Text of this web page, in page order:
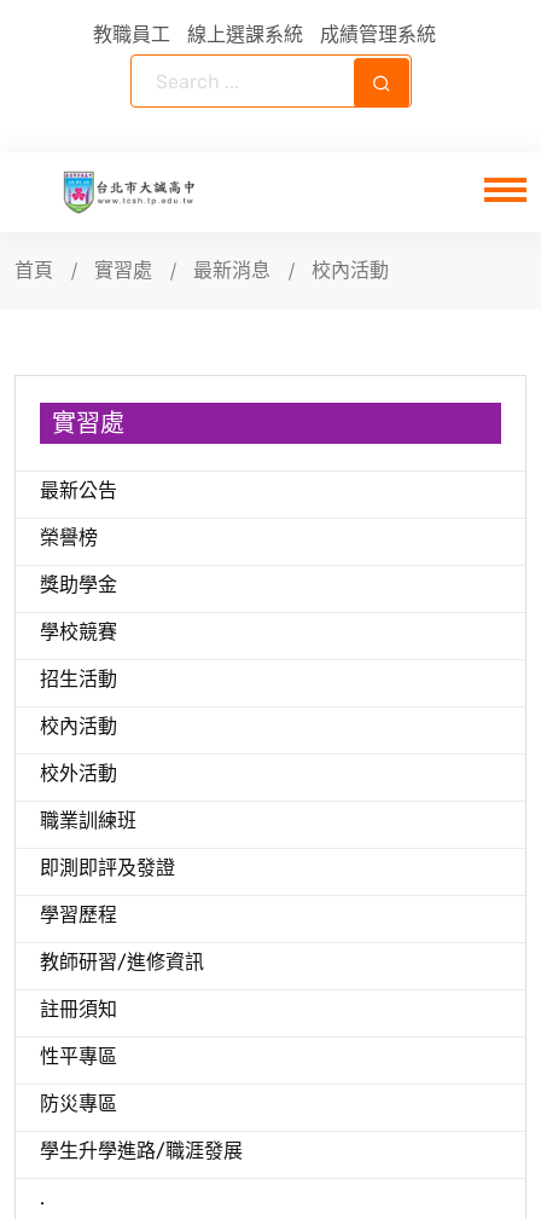
教職員工 線上選課系統 成績管理系統
首頁 實習處 最新消息 校內活動
實習處
最新公告
榮譽榜
獎助學金
學校競賽
招生活動
校內活動
校外活動
職業訓練班
即測即評及發證
學習歷程
教師研習/進修資訊
註冊須知
性平專區
防災專區
學生升學進路/職涯發展
.